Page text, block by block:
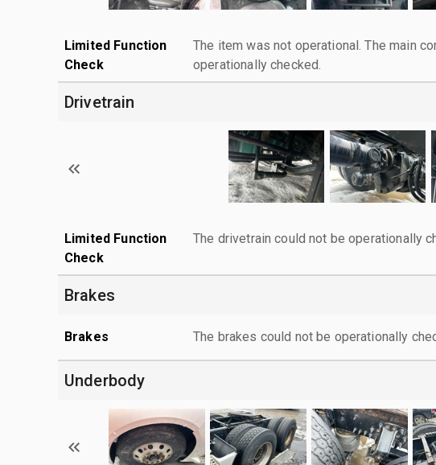
Limited Function
Check
The item was not operational. The main
operationally checked.
Drivetrain
Limited Function
Check
The drivetrain could not be operationally
Brakes
Brakes The brakes could not be operationally
Underbody